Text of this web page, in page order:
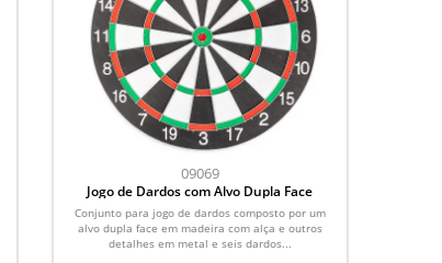
09069
Jogo de Dardos com Alvo Dupla Face
Conjunto para jogo de dardos composto por um
alvo dupla face em madeira com alça e outros
detalhes em metal e seis dardos...